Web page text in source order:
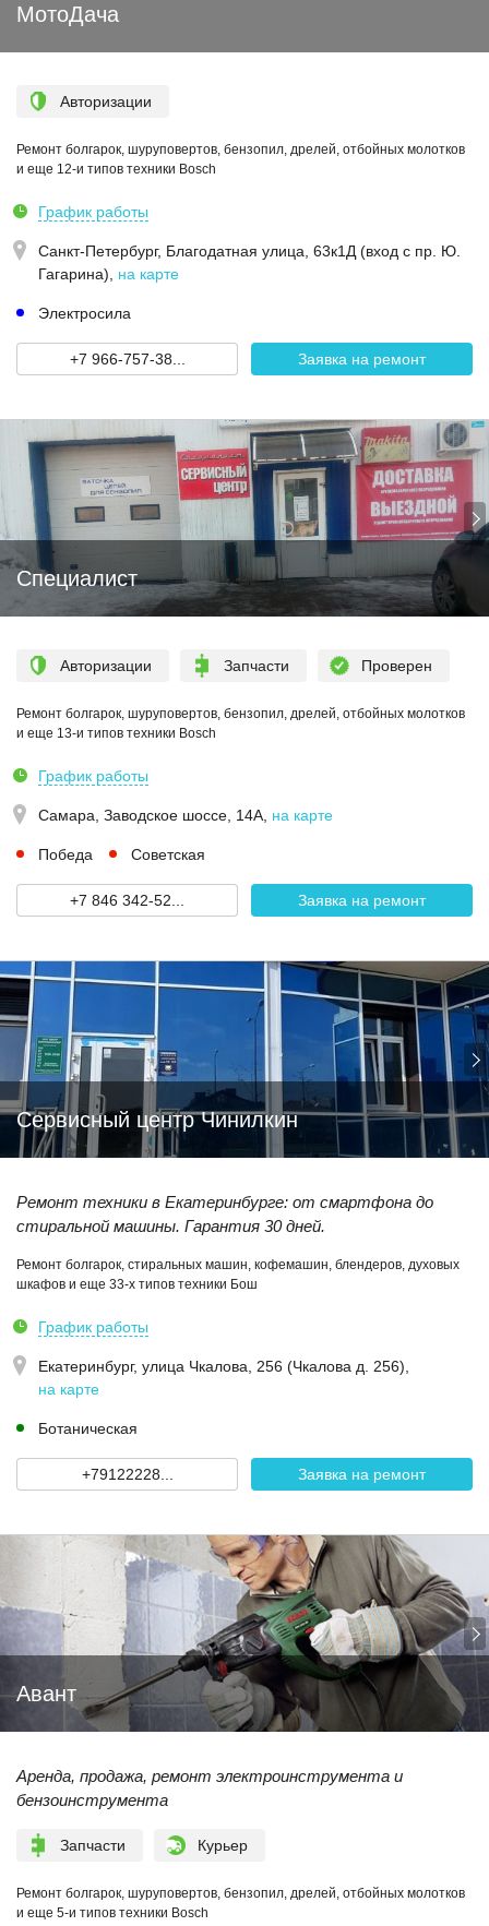
МотоДача
Авторизации
Ремонт болгарок, шуруповертов, бензопил, дрелей, отбойных молотков
и еще 12-и типов техники Bosch
График работы
Санкт-Петербург, Благодатная улица, 63к1Д (вход с пр. Ю.
Гагарина)
на карте
Электросила
+7 966-757-38... Заявка на ремонт
Специалист
Авторизации Запчасти Проверен
Ремонт болгарок, шуруповертов, бензопил, дрелей, отбойных молотков
и еще 13-и типов техники Bosch
График работы
Самара, Заводское шоссе, 14А на карте
Победа Советская
+7 846 342-52... Заявка на ремонт
Сервисный центр Чинилкин
Ремонт техники в Екатеринбурге: от смартфона до
стиральной машины. Гарантия 30 дней.
Ремонт болгарок, стиральных машин, кофемашин, блендеров, духовых
шкафов и еще 33-х типов техники Бош
График работы
Екатеринбург, улица Чкалова, 256 (Чкалова д. 256)
на карте
Ботаническая
+79122228... Заявка на ремонт
Авант
Аренда, продажа, ремонт электроинструмента и
бензоинструмента
Запчасти Курьер
Ремонт болгарок, шуруповертов, бензопил, дрелей, отбойных молотков
и еще 5-и типов техники Bosch